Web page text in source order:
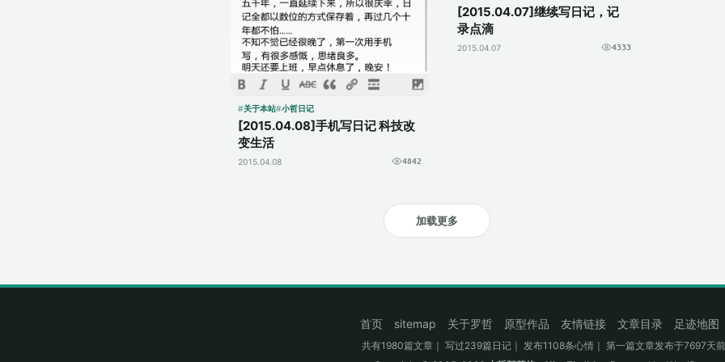
关于本站 小哲日记
[2015.04.08]手机写日记 科技改
变生活
2015.04.08 4842
回，高...
[2015.04.07]继续写日记，记
录点滴
2015.04.07 4333
加载更多
首页 sitemap 关于罗哲 原型作品 友情链接 文章目录 足迹地图
共有1980篇文章｜ 写过239篇日记｜ 发布1108条心情｜ 第一篇文章发布于7697天前